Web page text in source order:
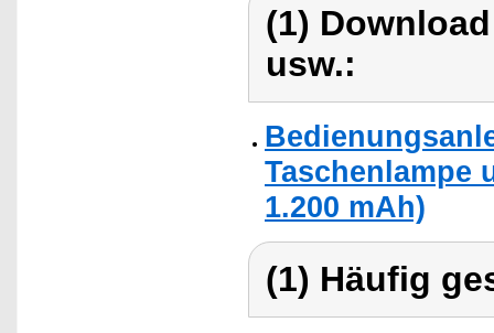
(1)
usw.:
Taschenlampe
1.200 mAh)
(1) Häufig